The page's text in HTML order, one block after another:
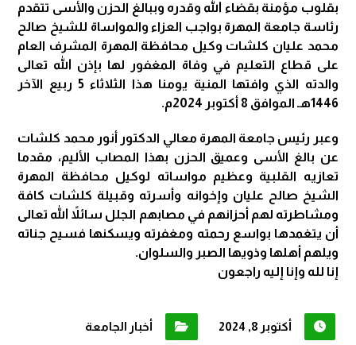
بقلوب مؤمنة بقضاء الله وقدره وببالغ الحزن والأسى تتقدم
رئاسة جامعة المهرة بواجب العزاء والمواساة للشيخ صالح
محمد عليان كلشات وكيل محافظة المهرة المشرف العام
على قطاع التعليم في وفاة المغفور لها بإذن الله تعالى
والدته الذي وافتها المنية يومنا هذا الثلاثاء 5 ربيع الآخر
1446هـ الموافق 8 أكتوبر 2024م.
وعبر رئيس جامعة المهرة معالي الدكتور أنور محمد كلشات
عن بالغ الأسى وعميق الحزن بهذا المصاب الأليم، مقدما
تعازيه القلبية وعظيم مواساته لوكيل محافظة المهرة
الشيخ صالح عليان وإخوانه وأسرته وقبيلة كلشات كافة
ومشاطرته لهم أحزانهم في مصابهم الجلل سائلاً الله تعالى
أن يتغمدها بواسع رحمته ومغفرته ويسكنها فسيح جناته
ويلهم أهلها وذويها الصبر والسلوان.
إنا لله وإنا إليه راجعون
أكتوبر 8, 2024 أخبار الجامعة